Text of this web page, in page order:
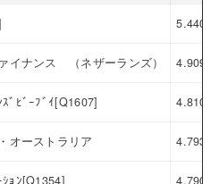
5.440
イナンス （ネザーランズ） 4.909
ﾞﾋﾞｰﾌﾞｲ[Q1607] 4.810
オーストラリア 4.793
ｮﾝ[Q1354] 4.790